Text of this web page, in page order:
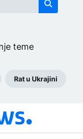
teme
Rat u Ukrajini